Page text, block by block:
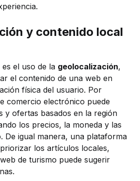
y contenido local
el uso de la geolocalización,
el contenido de una web en
física del usuario. Por
comercio electrónico puede
y ofertas basados en la región
los precios, la moneda y las
De igual manera, una plataforma
los artículos locales,
de turismo puede sugerir